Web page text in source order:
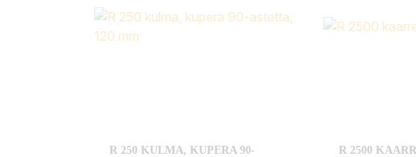
R 250 KULMA, KUPERA 90-
R 2500